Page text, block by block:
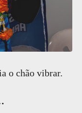
o chão vibrar.